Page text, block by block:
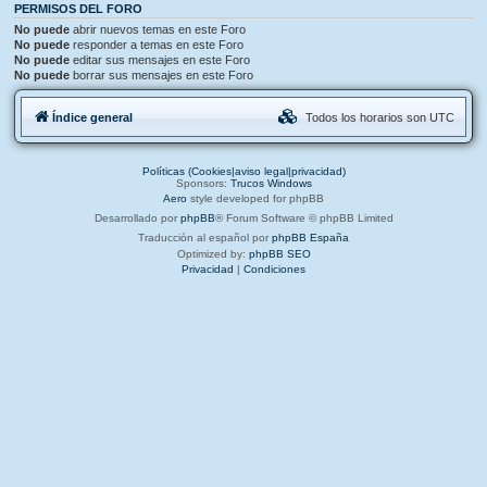
PERMISOS DEL FORO
No puede abrir nuevos temas en este Foro
No puede responder a temas en este Foro
No puede editar sus mensajes en este Foro
No puede borrar sus mensajes en este Foro
Índice general Todos los horarios son UTC
Políticas (Cookies|aviso legal|privacidad)
Sponsors: Trucos Windows
Aero style developed for phpBB
Desarrollado por phpBB® Forum Software © phpBB Limited
Traducción al español por phpBB España
Optimized by: phpBB SEO
Privacidad | Condiciones